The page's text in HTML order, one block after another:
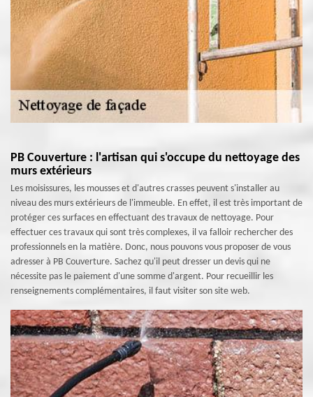
PB Couverture : l'artisan qui s'occupe du nettoyage des
murs extérieurs
Les moisissures, les mousses et d'autres crasses peuvent s'installer au
niveau des murs extérieurs de l'immeuble. En effet, il est très important de
protéger ces surfaces en effectuant des travaux de nettoyage. Pour
effectuer ces travaux qui sont très complexes, il va falloir rechercher des
professionnels en la matière. Donc, nous pouvons vous proposer de vous
adresser à PB Couverture. Sachez qu'il peut dresser un devis qui ne
nécessite pas le paiement d'une somme d'argent. Pour recueillir les
renseignements complémentaires, il faut visiter son site web.